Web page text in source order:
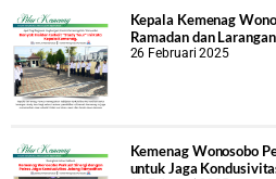
Kepala Kemenag
Ramadan dan
26 Februari 2025
Kemenag Wonosobo
untuk Jaga